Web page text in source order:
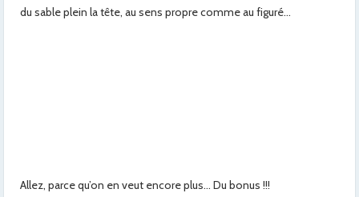
du sable plein la tête, au sens propre comme au figuré…
Allez, parce qu’on en veut encore plus… Du bonus !!!